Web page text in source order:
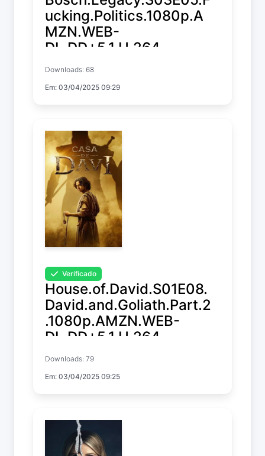
ucking.Politics.1080p.A
MZN.WEB-
DL.DD+5.1.H.264-
playWEB
Bosch: Legacy
Temp. 3 EP. 5
Downloads: 68
Em: 03/04/2025 09:29
Verificado
House.of.David.S01E08.
David.and.Goliath.Part.2
.1080p.AMZN.WEB-
DL.DD+5.1.H.264-
playWEB
House of David
Temp. 1 EP. 8
Downloads: 79
Em: 03/04/2025 09:25